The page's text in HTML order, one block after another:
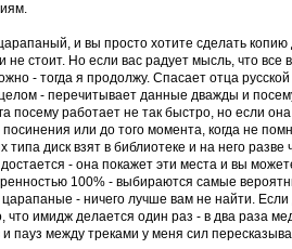
и вы просто хотите сделать
стоит. Но если вас радует мысль, что все
- тогда я продолжу. Спасает отца
целом - перечитывает данные дважды и
работает не так быстро, но если
или до того момента, когда не
диск взят в библиотеке и на него
- она покажет эти места и вы
100% - выбираются самые
- ничего лучше вам не найти.
что имидж делается один раз - в два раза
пауз между треками у меня сил